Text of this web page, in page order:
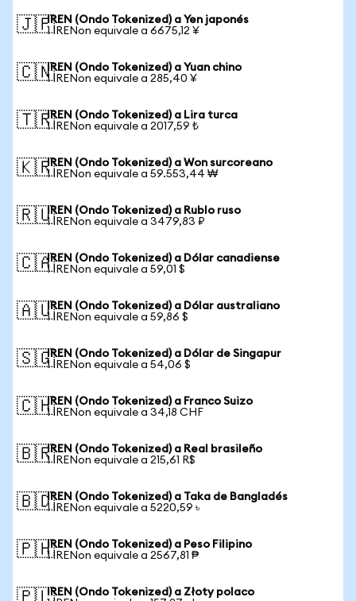
🇯🇵IREN (Ondo Tokenized) a Yen japonés
1 IRENon equivale a 6675,12 ¥
🇨🇳IREN (Ondo Tokenized) a Yuan chino
1 IRENon equivale a 285,40 ¥
🇹🇷IREN (Ondo Tokenized) a Lira turca
1 IRENon equivale a 2017,59 ₺
🇰🇷IREN (Ondo Tokenized) a Won surcoreano
1 IRENon equivale a 59.553,44 ₩
🇷🇺IREN (Ondo Tokenized) a Rublo ruso
1 IRENon equivale a 3479,83 ₽
🇨🇦IREN (Ondo Tokenized) a Dólar canadiense
1 IRENon equivale a 59,01 $
🇦🇺IREN (Ondo Tokenized) a Dólar australiano
1 IRENon equivale a 59,86 $
🇸🇬IREN (Ondo Tokenized) a Dólar de Singapur
1 IRENon equivale a 54,06 $
🇨🇭IREN (Ondo Tokenized) a Franco Suizo
1 IRENon equivale a 34,18 CHF
🇧🇷IREN (Ondo Tokenized) a Real brasileño
1 IRENon equivale a 215,61 R$
🇧🇩IREN (Ondo Tokenized) a Taka de Bangladés
1 IRENon equivale a 5220,59 ৳
🇵🇭IREN (Ondo Tokenized) a Peso Filipino
1 IRENon equivale a 2567,81 ₱
IREN (Ondo Tokenized) a Złoty polaco